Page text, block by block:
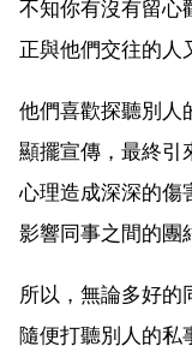
不知你有沒有留心
正與他們交往的人
他們喜歡探聽別人
顯擺宣傳，最終引
心理造成深深的傷
影響同事之間的團
所以，無論多好的
隨便打聽別人的私